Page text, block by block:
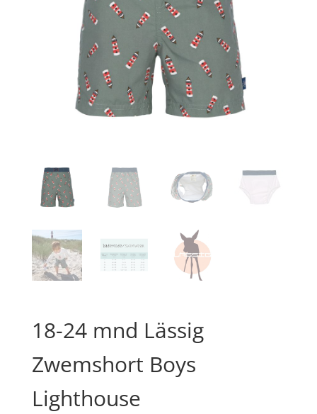
18-24 mnd Lässig
Zwemshort Boys
Lighthouse